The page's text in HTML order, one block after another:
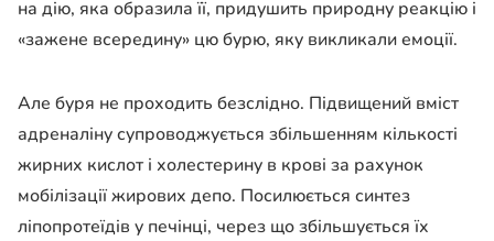
на дію, яка образила її, придушить природну реакцію і
«зажене всередину» цю бурю, яку викликали емоції.
Але буря не проходить безслідно. Підвищений вміст
адреналіну супроводжується збільшенням кількості
жирних кислот і холестерину в крові за рахунок
мобілізації жирових депо. Посилюється синтез
ліпопротеїдів у печінці, через що збільшується їх